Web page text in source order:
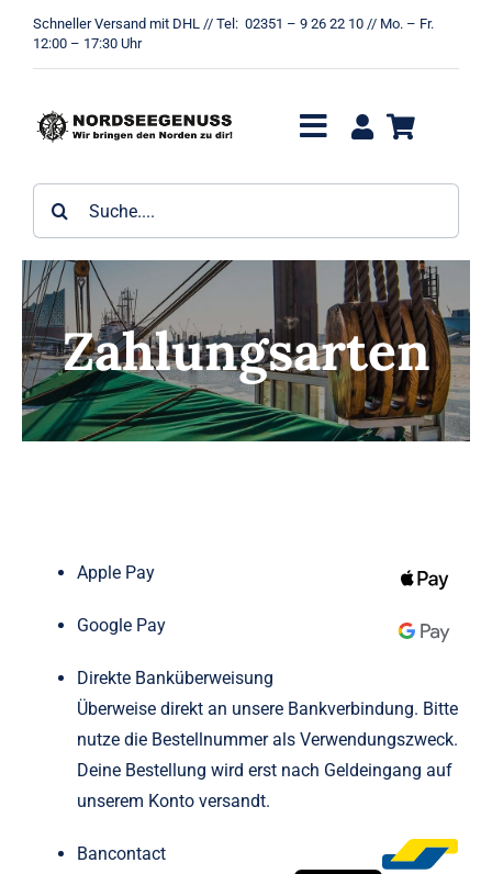
Zum
Inhalt
springen
Schneller Versand mit DHL // Tel: 02351 – 9 26 22 10 // Mo. – Fr.
12:00 – 17:30 Uhr
Toggle
Navigation
Gebäck
Gin
Kandis
Likör
Sekt
Whisky
Zubehör
nach:
Zahlungsarten
Apple Pay
Google Pay
Direkte Banküberweisung
Überweise direkt an unsere Bankverbindung. Bitte
nutze die Bestellnummer als Verwendungszweck.
Deine Bestellung wird erst nach Geldeingang auf
unserem Konto versandt.
Bancontact